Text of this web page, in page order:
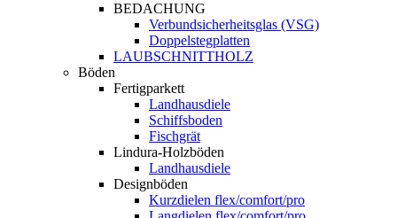
BEDACHUNG
Verbundsicherheitsglas (VSG)
Doppelstegplatten
LAUBSCHNITTHOLZ
Böden
Fertigparkett
Landhausdiele
Schiffsboden
Fischgrät
Lindura-Holzböden
Landhausdiele
Designböden
Kurzdielen flex/comfort/pro